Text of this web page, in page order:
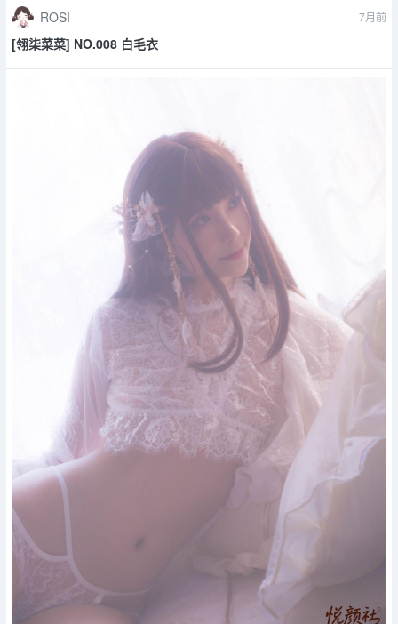
ROSI 7月前
[翎柒菜菜] NO.008 白毛衣